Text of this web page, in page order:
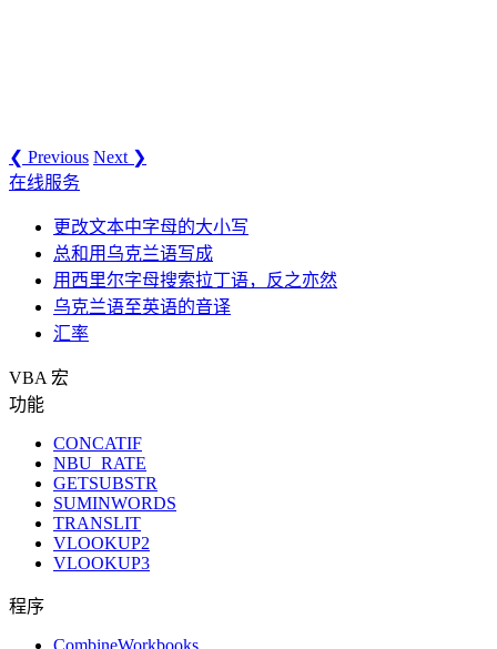
❮ Previous Next ❯
在线服务
更改文本中字母的大小写
总和用乌克兰语写成
用西里尔字母搜索拉丁语，反之亦然
乌克兰语至英语的音译
汇率
VBA 宏
功能
CONCATIF
NBU_RATE
GETSUBSTR
SUMINWORDS
TRANSLIT
VLOOKUP2
VLOOKUP3
程序
CombineWorkbooks